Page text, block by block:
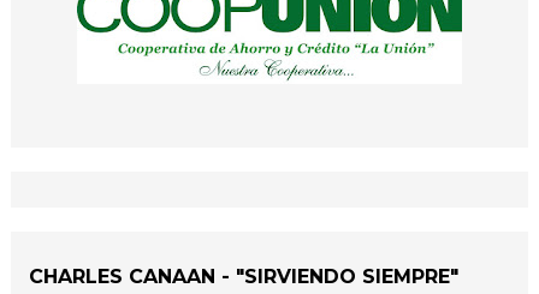
CHARLES CANAAN - "SIRVIENDO SIEMPRE"